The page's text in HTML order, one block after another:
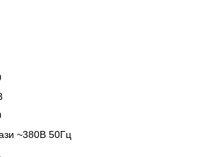
~380В 50Гц